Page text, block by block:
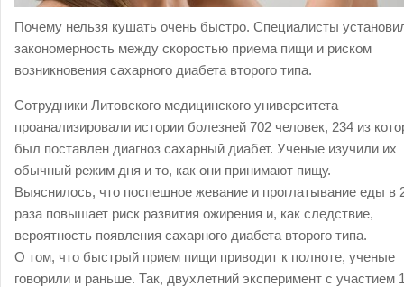
Почему нельзя кушать очень быстро. Специалисты
закономерность между скоростью приема пищи и риском
возникновения сахарного диабета второго типа.
Сотрудники Литовского медицинского университета
проанализировали истории болезней 702 человек, 234 из
был поставлен диагноз сахарный диабет. Ученые изучили их
обычный режим дня и то, как они принимают пищу.
Выяснилось, что поспешное жевание и проглатывание еды в
раза повышает риск развития ожирения и, как следствие,
вероятность появления сахарного диабета второго типа.
О том, что быстрый прием пищи приводит к полноте, ученые
говорили и раньше. Так, двухлетний эксперимент с участием